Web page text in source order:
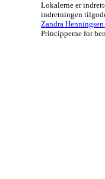
Lokalerne er
indretningen
Zandra Henningsen
Principperne for